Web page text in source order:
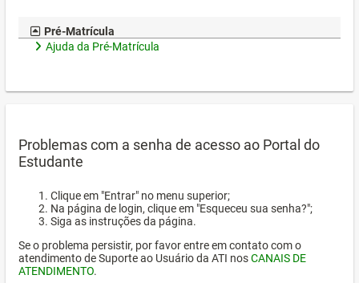
Pré-Matrícula
Ajuda da Pré-Matrícula
Problemas com a senha de acesso ao Portal do
Estudante
Clique em "Entrar" no menu superior;
Na página de login, clique em "Esqueceu sua senha?";
Siga as instruções da página.
Se o problema persistir, por favor entre em contato com o
atendimento de Suporte ao Usuário da ATI nosCANAIS DE
ATENDIMENTO.